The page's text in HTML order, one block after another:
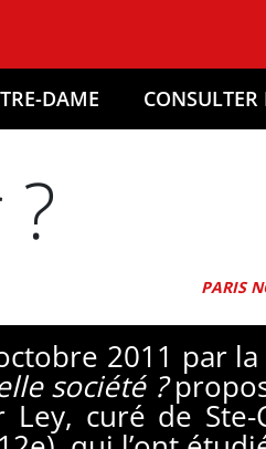
DAME
PARIS
2011 par
société ?
curé de